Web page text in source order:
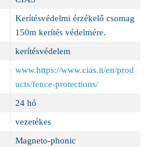
Kerítésvédelmi érzékelő csomag
150m kerítés védelmére.
kerítésvédelem
www.https://www.cias.it/en/prod
ucts/fence-protections/
24 hó
vezetékes
Magneto-phonic